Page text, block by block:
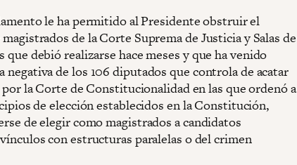
le ha permitido al Presidente obstruir el
de la Corte Suprema de Justicia y Salas de
que debió realizarse hace meses y que ha venido
negativa de los 106 diputados que controla de acatar
la Corte de Constitucionalidad en las que ordenó a
de elección establecidos en la Constitución,
de elegir como magistrados a candidatos
con estructuras paralelas o del crimen